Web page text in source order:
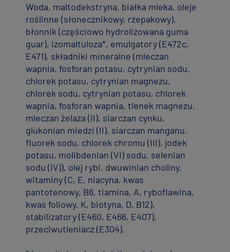
Woda, maltodekstryna, białka mleka, oleje
roślinne (słonecznikowy, rzepakowy),
błonnik (częściowo hydrolizowana guma
guar), izomaltuloza*, emulgatory (E472c,
E471), składniki mineralne (mleczan
wapnia, fosforan potasu, cytrynian sodu,
chlorek potasu, cytrynian magnezu,
chlorek sodu, cytrynian potasu, chlorek
wapnia, fosforan wapnia, tlenek magnezu,
mleczan żelaza (II), siarczan cynku,
glukonian miedzi (II), siarczan manganu,
fluorek sodu, chlorek chromu (III), jodek
potasu, molibdenian (VI) sodu, selenian
sodu (IV)), olej rybi, dwuwinian choliny,
witaminy (C, E, niacyna, kwas
pantotenowy, B6, tiamina, A, ryboflawina,
kwas foliowy, K, biotyna, D, B12),
stabilizatory (E460, E466, E407),
przeciwutleniacz (E304).